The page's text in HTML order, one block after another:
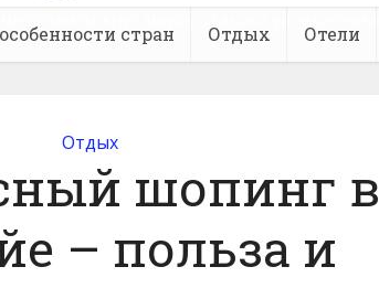
стран Отдых Отели
Отдых
шопинг в
– польза и